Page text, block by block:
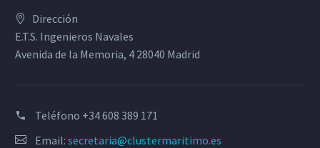
Dirección
E.T.S. Ingenieros Navales
Avenida de la Memoria, 4 28040 Madrid
Teléfono +34 608 389 171
Email: secretaria@clustermaritimo.es